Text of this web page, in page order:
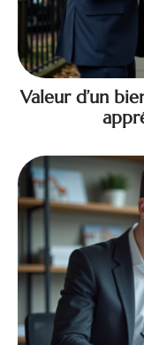
Valeur d’un